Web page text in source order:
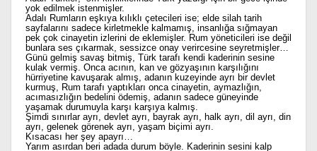
yok edilmek istenmişler.
Adalı Rumların eşkıya kılıklı çetecileri ise; elde silah tarih
sayfalarını sadece kirletmekle kalmamış, insanlığa sığmayan
pek çok cinayetin izlerini de eklemişler. Rum yöneticileri ise değil
bunlara ses çıkarmak, sessizce onay verircesine seyretmişler…
Günü gelmiş savaş bitmiş, Türk tarafı kendi kaderinin sesine
kulak vermiş. Onca acının, kan ve gözyaşının karşılığını
hürriyetine kavuşarak almış, adanın kuzeyinde ayrı bir devlet
kurmuş, Rum tarafı yaptıkları onca cinayetin, aymazlığın,
acımasızlığın bedelini ödemiş, adanın sadece güneyinde
yaşamak durumuyla karşı karşıya kalmış.
Şimdi sınırlar ayrı, devlet ayrı, bayrak ayrı, halk ayrı, dil ayrı, din
ayrı, gelenek görenek ayrı, yaşam biçimi ayrı.
Kısacası her şey apayrı…
Yarım asırdan beri adada durum böyle. Kaderinin sesini kalp